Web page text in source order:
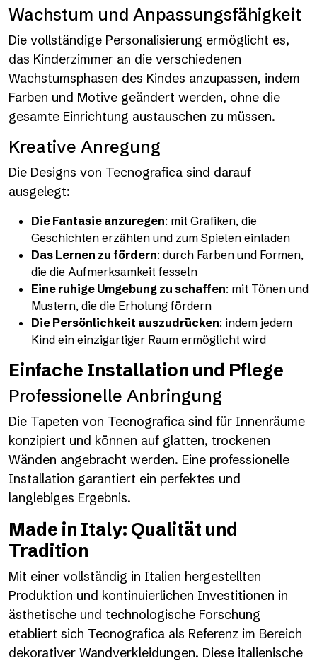
Wachstum und Anpassungsfähigkeit
Die vollständige Personalisierung ermöglicht es,
das Kinderzimmer an die verschiedenen
Wachstumsphasen des Kindes anzupassen, indem
Farben und Motive geändert werden, ohne die
gesamte Einrichtung austauschen zu müssen.
Kreative Anregung
Die Designs von Tecnografica sind darauf
ausgelegt:
Die Fantasie anzuregen: mit Grafiken, die
Geschichten erzählen und zum Spielen einladen
Das Lernen zu fördern: durch Farben und Formen,
die die Aufmerksamkeit fesseln
Eine ruhige Umgebung zu schaffen: mit Tönen und
Mustern, die die Erholung fördern
Die Persönlichkeit auszudrücken: indem jedem
Kind ein einzigartiger Raum ermöglicht wird
Einfache Installation und Pflege
Professionelle Anbringung
Die Tapeten von Tecnografica sind für Innenräume
konzipiert und können auf glatten, trockenen
Wänden angebracht werden. Eine professionelle
Installation garantiert ein perfektes und
langlebiges Ergebnis.
Made in Italy: Qualität und
Tradition
Mit einer vollständig in Italien hergestellten
Produktion und kontinuierlichen Investitionen in
ästhetische und technologische Forschung
etabliert sich Tecnografica als Referenz im Bereich
dekorativer Wandverkleidungen. Diese italienische